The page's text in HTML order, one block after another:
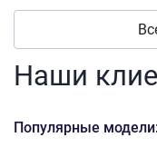
Наши
Популярные модели: